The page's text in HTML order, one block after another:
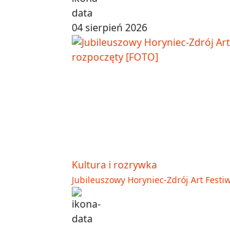
04 sierpień 2026
Kultura i rozrywka
Jubileuszowy Horyniec-Zdrój Art